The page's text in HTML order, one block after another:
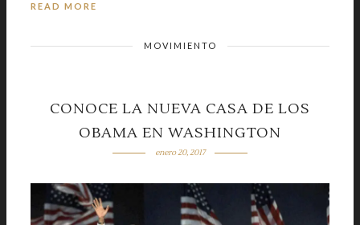
READ MORE
MOVIMIENTO
CONOCE LA NUEVA CASA DE LOS
OBAMA EN WASHINGTON
enero 20, 2017